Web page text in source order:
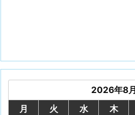
2026年8月
月
火 水 木